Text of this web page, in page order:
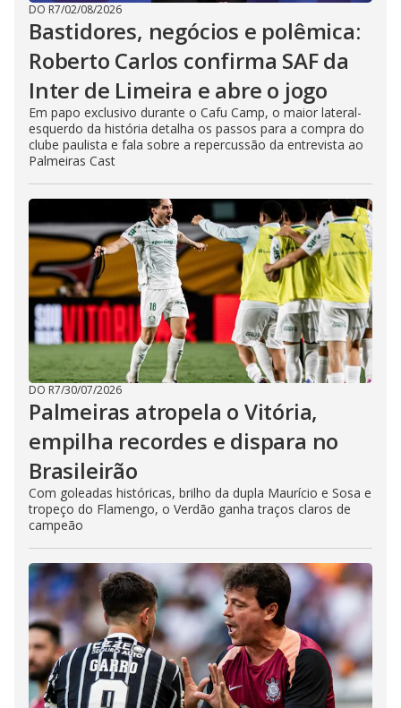
DO R7/02/08/2026
Bastidores, negócios e polêmica:
Roberto Carlos confirma SAF da
Inter de Limeira e abre o jogo
Em papo exclusivo durante o Cafu Camp, o maior lateral-
esquerdo da história detalha os passos para a compra do
clube paulista e fala sobre a repercussão da entrevista ao
Palmeiras Cast
DO R7/30/07/2026
Palmeiras atropela o Vitória,
empilha recordes e dispara no
Brasileirão
Com goleadas históricas, brilho da dupla Maurício e Sosa e
tropeço do Flamengo, o Verdão ganha traços claros de
campeão